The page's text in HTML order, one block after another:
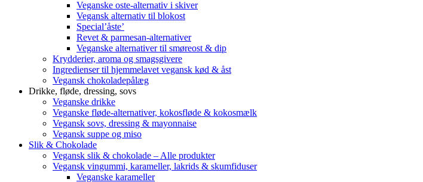
Veganske oste-alternativ i skiver
Vegansk alternativ til blokost
Special’åste’
Revet & parmesan-alternativer
Veganske alternativer til smøreost & dip
Krydderier, aroma og smagsgivere
Ingredienser til hjemmelavet vegansk kød & åst
Vegansk chokoladepålæg
Drikke, fløde, dressing, sovs
Veganske drikke
Veganske fløde-alternativer, kokosfløde & kokosmælk
Vegansk sovs, dressing & mayonnaise
Vegansk suppe og miso
Slik & Chokolade
Vegansk slik & chokolade – Alle produkter
Vegansk vingummi, karameller, lakrids & skumfiduser
Veganske karameller